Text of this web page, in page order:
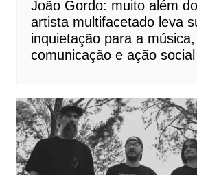
João Gordo: muito além
artista multifacetado leva
inquietação para a música,
comunicação e ação social